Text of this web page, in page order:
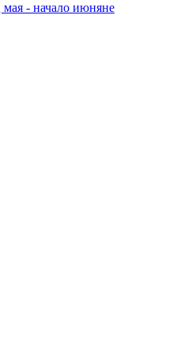
мая - начало июняне